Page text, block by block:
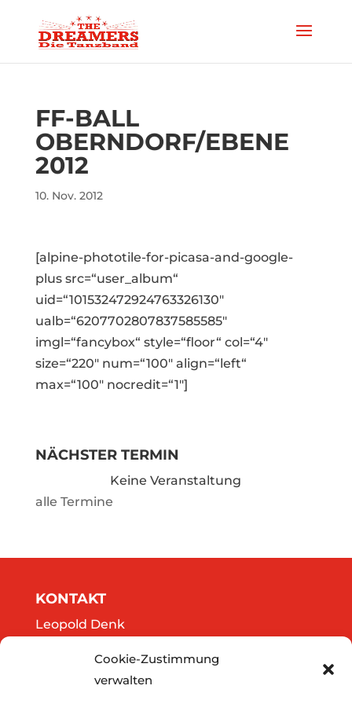
Cookie-Zustimmung
verwalten
FF-BALL
OBERNDORF/EBENE
2012
10. Nov. 2012
[alpine-phototile-for-picasa-and-google-
plus src=“user_album“
uid=“101532472924763326130″
ualb=“6207702807837585585″
imgl=“fancybox“ style=“floor“ col=“4″
size=“220″ num=“100″ align=“left“
max=“100″ nocredit=“1″]
NÄCHSTER TERMIN
Keine Veranstaltung
alle Termine
KONTAKT
Leopold Denk
A-3500 Krems
Tel.: 0664/2020141